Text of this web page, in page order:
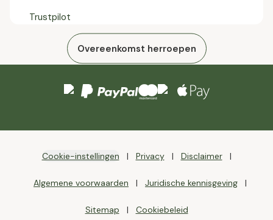
Trustpilot
Overeenkomst herroepen
Cookie-instellingen Privacy Disclaimer
Algemene voorwaarden Juridische kennisgeving
Sitemap Cookiebeleid